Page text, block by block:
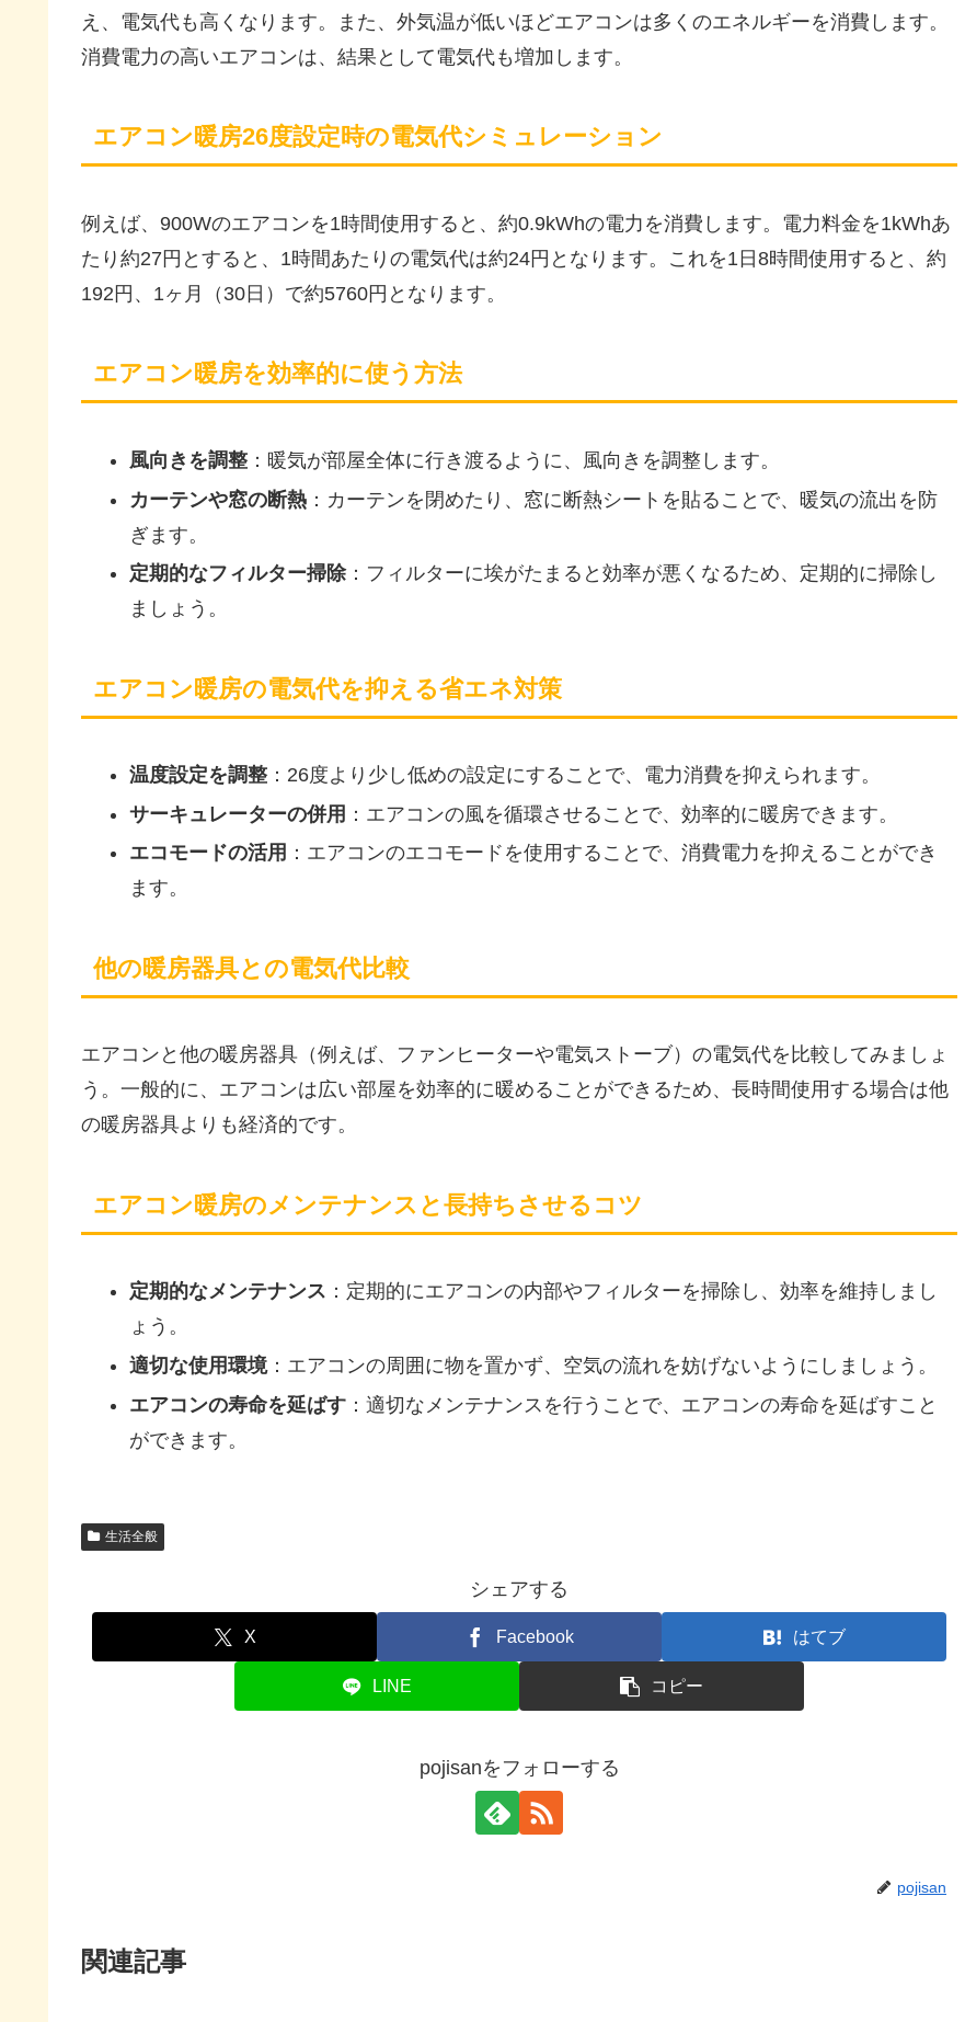
え、電気代も高くなります。また、外気温が低いほどエアコンは多くのエネルギーを消費します。
消費電力の高いエアコンは、結果として電気代も増加します。
エアコン暖房26度設定時の電気代シミュレーション
例えば、900Wのエアコンを1時間使用すると、約0.9kWhの電力を消費します。電力料金を1kWhあ
たり約27円とすると、1時間あたりの電気代は約24円となります。これを1日8時間使用すると、約
192円、1ヶ月（30日）で約5760円となります。
エアコン暖房を効率的に使う方法
風向きを調整：暖気が部屋全体に行き渡るように、風向きを調整します。
カーテンや窓の断熱：カーテンを閉めたり、窓に断熱シートを貼ることで、暖気の流出を防
ぎます。
定期的なフィルター掃除：フィルターに埃がたまると効率が悪くなるため、定期的に掃除し
ましょう。
エアコン暖房の電気代を抑える省エネ対策
温度設定を調整：26度より少し低めの設定にすることで、電力消費を抑えられます。
サーキュレーターの併用 ：エアコンの風を循環させることで、効率的に暖房できます。
エコモードの活用 ：エアコンのエコモードを使用することで、消費電力を抑えることができ
ます。
他の暖房器具との電気代比較
エアコンと他の暖房器具（例えば、ファンヒーターや電気ストーブ）の電気代を比較してみましょ
う。一般的に、エアコンは広い部屋を効率的に暖めることができるため、長時間使用する場合は他
の暖房器具よりも経済的です。
エアコン暖房のメンテナンスと長持ちさせるコツ
定期的なメンテナンス ：定期的にエアコンの内部やフィルターを掃除し、効率を維持しまし
ょう。
適切な使用環境：エアコンの周囲に物を置かず、空気の流れを妨げないようにしましょう。
エアコンの寿命を延ばす：適切なメンテナンスを行うことで、エアコンの寿命を延ばすこと
ができます。
生活全般
シェアする
X Facebook はてブ
LINE コピー
pojisanをフォローする
pojisan
関連記事